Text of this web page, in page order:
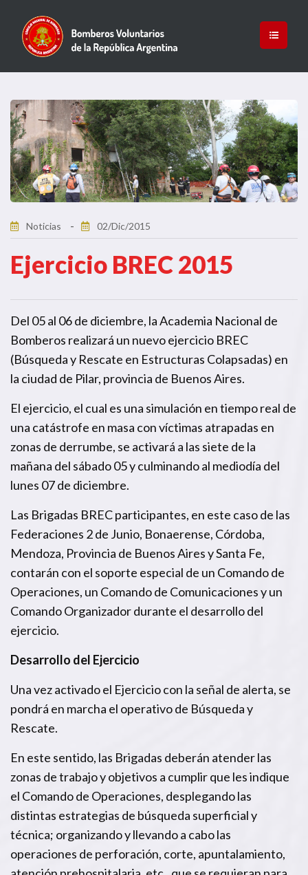
Noticias 02/Dic/2015
Ejercicio BREC 2015
Del 05 al 06 de diciembre, la Academia Nacional de
Bomberos realizará un nuevo ejercicio BREC
(Búsqueda y Rescate en Estructuras Colapsadas) en
la ciudad de Pilar, provincia de Buenos Aires.
El ejercicio, el cual es una simulación en tiempo real de
una catástrofe en masa con víctimas atrapadas en
zonas de derrumbe, se activará a las siete de la
mañana del sábado 05 y culminando al mediodía del
lunes 07 de diciembre.
Las Brigadas BREC participantes, en este caso de las
Federaciones 2 de Junio, Bonaerense, Córdoba,
Mendoza, Provincia de Buenos Aires y Santa Fe,
contarán con el soporte especial de un Comando de
Operaciones, un Comando de Comunicaciones y un
Comando Organizador durante el desarrollo del
ejercicio.
Desarrollo del Ejercicio
Una vez activado el Ejercicio con la señal de alerta, se
pondrá en marcha el operativo de Búsqueda y
Rescate.
En este sentido, las Brigadas deberán atender las
zonas de trabajo y objetivos a cumplir que les indique
el Comando de Operaciones, desplegando las
distintas estrategias de búsqueda superficial y
técnica; organizando y llevando a cabo las
operaciones de perforación, corte, apuntalamiento,